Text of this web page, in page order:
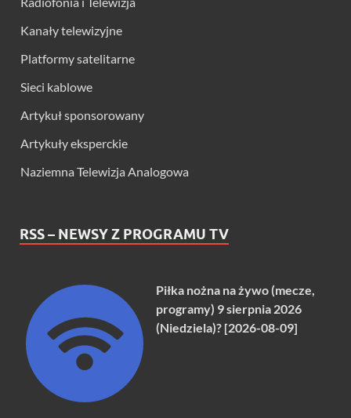
Kanały telewizyjne
Platformy satelitarne
Sieci kablowe
Artykuł sponsorowany
Artykuły eksperckie
Naziemna Telewizja Analogowa
RSS – NEWSY Z PROGRAMU TV
Piłka nożna na żywo (mecze,
programy) 9 sierpnia 2026
(Niedziela)? [2026-08-09]